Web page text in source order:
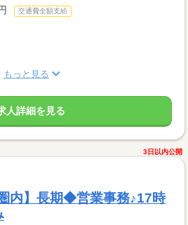
交通費全額支給
もっと見る
人詳細を見る
3日以内公開
内】長期◆営業事務♪17時